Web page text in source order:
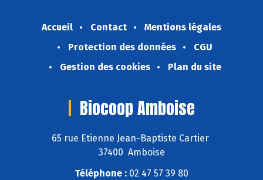
Accueil Contact
Mentions légales
Protection des données
CGU
Gestion des cookies
Plan du site
Biocoop Amboise
65 rue Etienne Jean-Baptiste Cartier
37400 Amboise
Téléphone : 02 47 57 39 80